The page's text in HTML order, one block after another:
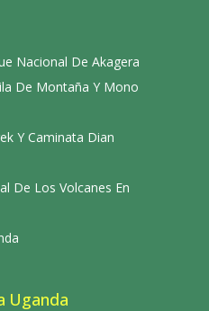
Nacional De Akagera
De Montaña Y Mono
Y Caminata Dian
De Los Volcanes En
Uganda